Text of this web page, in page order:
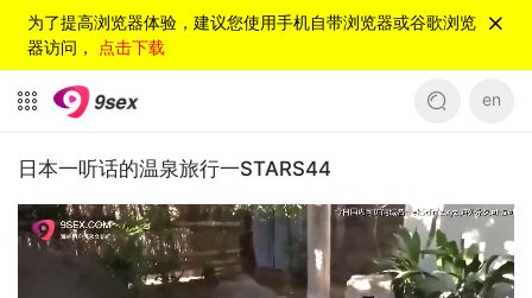
为了提高浏览器体验，建议您使用手机自带浏览器或谷歌浏览
器访问， 点击下载
en
日本一听话的温泉旅行一STARS44